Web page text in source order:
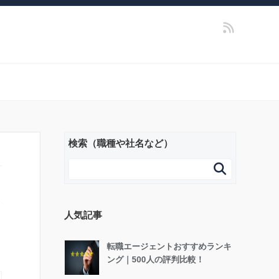
検索（職種や社名など）

人気記事
転職エージェントおすすめランキ
ング｜500人の評判比較！